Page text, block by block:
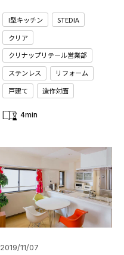
I型キッチン
STEDIA
クリア
クリナップリテール営業部
ステンレス
リフォーム
戸建て
造作対面
4min
2019/11/07